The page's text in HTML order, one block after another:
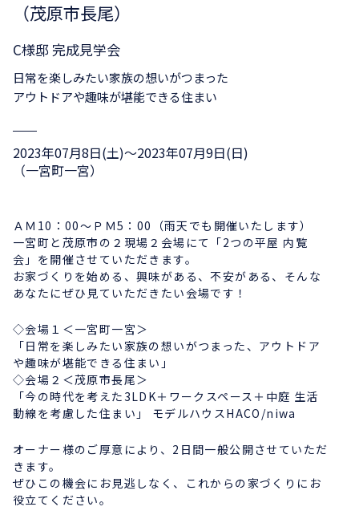
（茂原市長尾）
C様邸 完成見学会
日常を楽しみたい家族の想いがつまった
アウトドアや趣味が堪能できる住まい
2023年07月8日(土)〜2023年07月9日(日)
（一宮町一宮）
ＡＭ10：00～ＰＭ5：00（雨天でも開催いたします）
一宮町と茂原市の２現場２会場にて「2つの平屋 内覧
会」を開催させていただきます。
お家づくりを始める、興味がある、不安がある、そんな
あなたにぜひ見ていただきたい会場です！
◇会場１＜一宮町一宮＞
「日常を楽しみたい家族の想いがつまった、アウトドア
や趣味が堪能できる住まい」
◇会場２＜茂原市長尾＞
「今の時代を考えた3LDK＋ワークスペース＋中庭 生活
動線を考慮した住まい」 モデルハウスHACO/niwa
オーナー様のご厚意により、2日間一般公開させていただ
きます。
ぜひこの機会にお見逃しなく、これからの家づくりにお
役立てください。